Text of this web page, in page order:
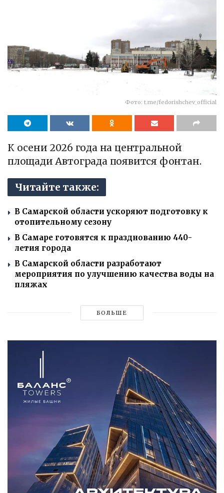
Фото: t.me/fedorishchev_official
К осени 2026 года на центральной
площади Автограда появится фонтан.
Читайте также:
В Самарской области ускоряют подготовку к
отопительному сезону
В Самаре готовятся к празднованию 440-
летия города
В Самарской области разработают
мероприятия по улучшению качества воды на
пляжах
БОЛЬШЕ